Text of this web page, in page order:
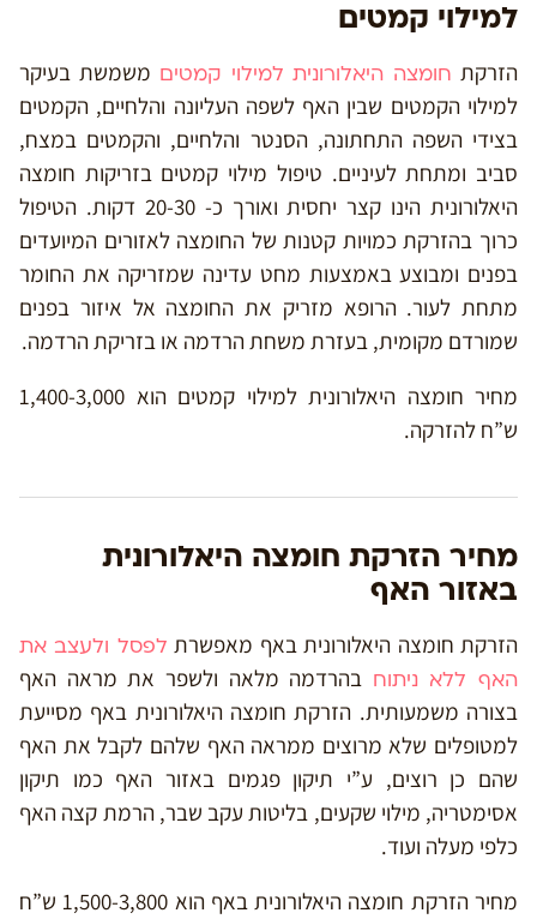
למילוי קמטים
הזרקת חומצה היאלורונית למילוי קמטים משמשת בעיקר
למילוי הקמטים שבין האף לשפה העליונה והלחיים, הקמטים
בצידי השפה התחתונה, הסנטר והלחיים, והקמטים במצח,
סביב ומתחת לעיניים. טיפול מילוי קמטים בזריקות חומצה
היאלורונית הינו קצר יחסית ואורך כ- 20-30 דקות. הטיפול
כרוך בהזרקת כמויות קטנות של החומצה לאזורים המיועדים
בפנים ומבוצע באמצעות מחט עדינה שמזריקה את החומר
מתחת לעור. הרופא מזריק את החומצה אל איזור בפנים
שמורדם מקומית, בעזרת משחת הרדמה או בזריקת הרדמה.
מחיר חומצה היאלורונית למילוי קמטים הוא 1,400-3,000
ש”ח להזרקה.
מחיר הזרקת חומצה היאלורונית
באזור האף
הזרקת חומצה היאלורונית באף מאפשרת לפסל ולעצב את
האף ללא ניתוח בהרדמה מלאה ולשפר את מראה האף
בצורה משמעותית. הזרקת חומצה היאלורונית באף מסייעת
למטופלים שלא מרוצים ממראה האף שלהם לקבל את האף
שהם כן רוצים, ע”י תיקון פגמים באזור האף כמו תיקון
אסימטריה, מילוי שקעים, בליטות עקב שבר, הרמת קצה האף
כלפי מעלה ועוד.
מחיר הזרקת חומצה היאלורונית באף הוא 1,500-3,800 ש”ח